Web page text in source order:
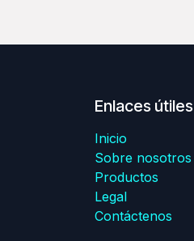
Enlaces útiles
Inicio
Sobre nosotros
Productos
Legal
Contáctenos